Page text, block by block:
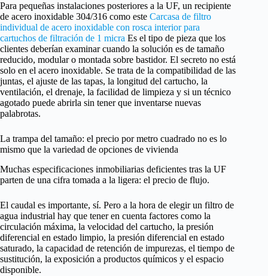
Para pequeñas instalaciones posteriores a la UF, un recipiente
de acero inoxidable 304/316 como este Carcasa de filtro
individual de acero inoxidable con rosca interior para
cartuchos de filtración de 1 micra Es el tipo de pieza que los
clientes deberían examinar cuando la solución es de tamaño
reducido, modular o montada sobre bastidor. El secreto no está
solo en el acero inoxidable. Se trata de la compatibilidad de las
juntas, el ajuste de las tapas, la longitud del cartucho, la
ventilación, el drenaje, la facilidad de limpieza y si un técnico
agotado puede abrirla sin tener que inventarse nuevas
palabrotas.
La trampa del tamaño: el precio por metro cuadrado no es lo
mismo que la variedad de opciones de vivienda
Muchas especificaciones inmobiliarias deficientes tras la UF
parten de una cifra tomada a la ligera: el precio de flujo.
El caudal es importante, sí. Pero a la hora de elegir un filtro de
agua industrial hay que tener en cuenta factores como la
circulación máxima, la velocidad del cartucho, la presión
diferencial en estado limpio, la presión diferencial en estado
saturado, la capacidad de retención de impurezas, el tiempo de
sustitución, la exposición a productos químicos y el espacio
disponible.